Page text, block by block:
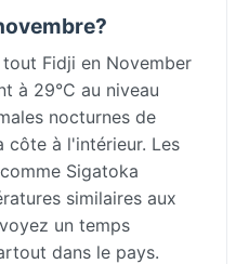
Fidji en November
à 29°C au niveau
nocturnes de
côte à l'intérieur. Les
Sigatoka
similaires aux
un temps
dans le pays.